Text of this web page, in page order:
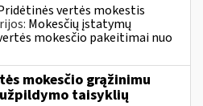
vertės mokestis
Mokesčių įstatymų
mokesčio pakeitimai nuo
mokesčio grąžinimu
taisyklių